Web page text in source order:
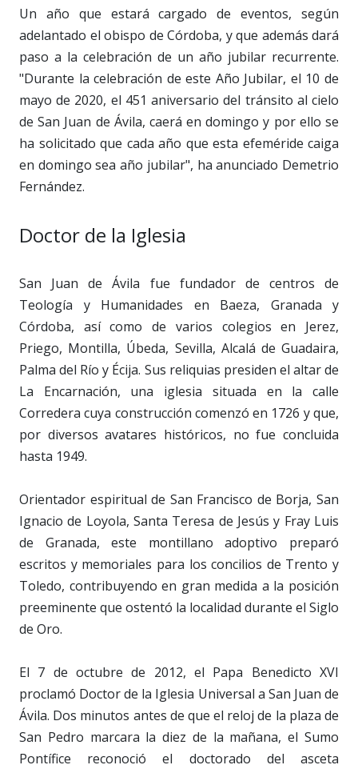
Un año que estará cargado de eventos, según
adelantado el obispo de Córdoba, y que además dará
paso a la celebración de un año jubilar recurrente.
"Durante la celebración de este Año Jubilar, el 10 de
mayo de 2020, el 451 aniversario del tránsito al cielo
de San Juan de Ávila, caerá en domingo y por ello se
ha solicitado que cada año que esta efeméride caiga
en domingo sea año jubilar", ha anunciado Demetrio
Fernández.
Doctor de la Iglesia
San Juan de Ávila fue fundador de centros de
Teología y Humanidades en Baeza, Granada y
Córdoba, así como de varios colegios en Jerez,
Priego, Montilla, Úbeda, Sevilla, Alcalá de Guadaira,
Palma del Río y Écija. Sus reliquias presiden el altar de
La Encarnación, una iglesia situada en la calle
Corredera cuya construcción comenzó en 1726 y que,
por diversos avatares históricos, no fue concluida
hasta 1949.
Orientador espiritual de San Francisco de Borja, San
Ignacio de Loyola, Santa Teresa de Jesús y Fray Luis
de Granada, este montillano adoptivo preparó
escritos y memoriales para los concilios de Trento y
Toledo, contribuyendo en gran medida a la posición
preeminente que ostentó la localidad durante el Siglo
de Oro.
El 7 de octubre de 2012, el Papa Benedicto XVI
proclamó Doctor de la Iglesia Universal a San Juan de
Ávila. Dos minutos antes de que el reloj de la plaza de
San Pedro marcara la diez de la mañana, el Sumo
Pontífice reconoció el doctorado del asceta